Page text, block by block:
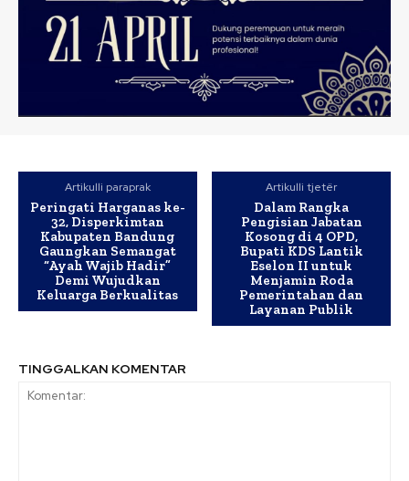
Artikulli paraprak
Peringati Harganas ke-
32, Disperkimtan
Kabupaten Bandung
Gaungkan Semangat
“Ayah Wajib Hadir”
Demi Wujudkan
Keluarga Berkualitas
Artikulli tjetër
Dalam Rangka
Pengisian Jabatan
Kosong di 4 OPD,
Bupati KDS Lantik
Eselon II untuk
Menjamin Roda
Pemerintahan dan
Layanan Publik
TINGGALKAN KOMENTAR